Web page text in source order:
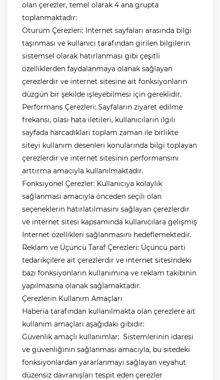
olan çerezler, temel olarak 4 ana grupta
toplanmaktadır:
Oturum Çerezleri: Internet sayfaları arasında bilgi
taşınması ve kullanıcı tarafından girilen bilgilerin
sistemsel olarak hatırlanması gibi çeşitli
özelliklerden faydalanmaya olanak sağlayan
çerezlerdir ve internet sitesine ait fonksiyonların
düzgün bir şekilde işleyebilmesi için gereklidir.
Performans Çerezleri: Sayfaların ziyaret edilme
frekansı, olası hata iletileri, kullanıcıların ilgili
sayfada harcadıkları toplam zaman ile birlikte
siteyi kullanım desenleri konularında bilgi toplayan
çerezlerdir ve internet sitesinin performansını
arttırma amacıyla kullanılmaktadır.
Fonksiyonel Çerezler: Kullanıcıya kolaylık
sağlanması amacıyla önceden seçili olan
seçeneklerin hatırlatılmasını sağlayan çerezlerdir
ve internet sitesi kapsamında kullanıcılara gelişmiş
Internet özellikleri sağlanmasını hedeflemektedir.
Reklam ve Üçüncü Taraf Çerezleri: Üçüncü parti
tedarikçilere ait çerezlerdir ve internet sitesindeki
bazı fonksiyonların kullanımına ve reklam takibinin
yapılmasına olanak sağlamaktadır.
Çerezlerin Kullanım Amaçları
Haberia tarafından kullanılmakta olan çerezlere ait
kullanım amaçları aşağıdaki gibidir:
Güvenlik amaçlı kullanımlar: Sistemlerinin idaresi
ve güvenliğinin sağlanması amacıyla, bu sitedeki
fonksiyonlardan yararlanmayı sağlayan veyahut
düzensiz davranışları tespit eden çerezler